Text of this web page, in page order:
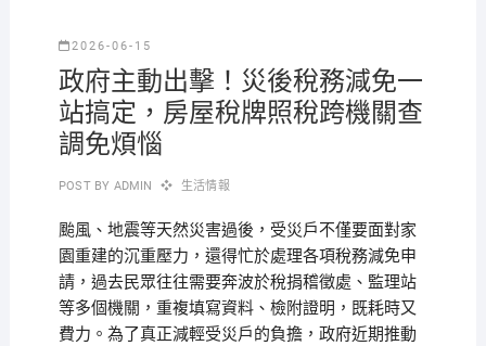
2026-06-15
政府主動出擊！災後稅務減免一
站搞定，房屋稅牌照稅跨機關查
調免煩惱
POST BY ADMIN 生活情報
颱風、地震等天然災害過後，受災戶不僅要面對家
園重建的沉重壓力，還得忙於處理各項稅務減免申
請，過去民眾往往需要奔波於稅捐稽徵處、監理站
等多個機關，重複填寫資料、檢附證明，既耗時又
費力。為了真正減輕受災戶的負擔，政府近期推動